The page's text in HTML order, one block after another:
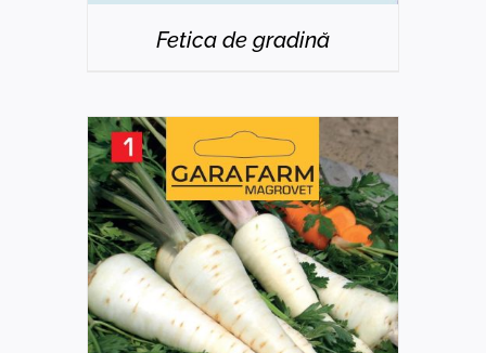
Fetica de gradină
DETAILS